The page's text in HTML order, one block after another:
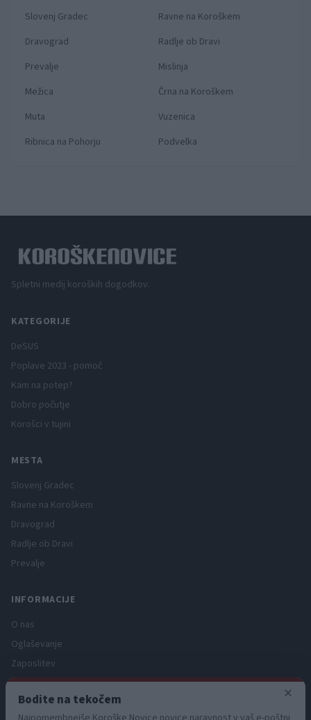
Slovenj Gradec
Ravne na Koroškem
Dravograd
Radlje ob Dravi
Prevalje
Mislinja
Mežica
Črna na Koroškem
Muta
Vuzenica
Ribnica na Pohorju
Podvelka
Spletni medij koroških dogodkov.
KATEGORIJE
DeSUS
Poplave 2023 - pomoč
Kam na potep?
Dobro počutje
Korošci v tujini
MESTA
Slovenj Gradec
Ravne na Koroškem
Dravograd
Radlje ob Dravi
Prevalje
INFORMACIJE
O nas
Oglaševanje
Zaposlitev
Pravno obvestilo
Zasebnost in piškotki
×
Bodite na tekočem